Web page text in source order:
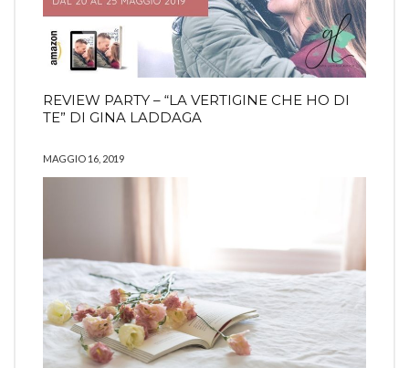
REVIEW PARTY – “LA VERTIGINE CHE HO DI
TE” DI GINA LADDAGA
MAGGIO 16, 2019